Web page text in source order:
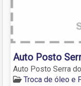
Auto Posto
Auto Posto Serra
Troca de óleo e